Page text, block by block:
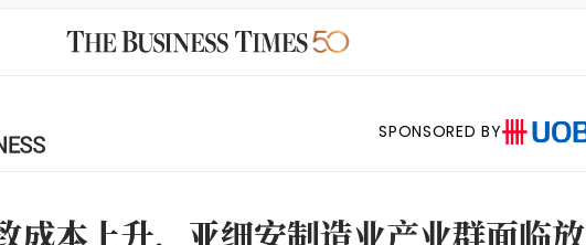
SPONSORED BY
成本上升，亚细安制造业产业群面临放